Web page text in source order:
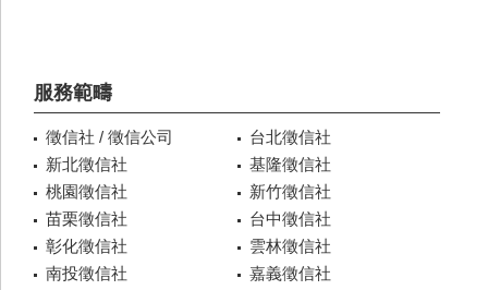
服務範疇
徵信社 / 徵信公司
台北徵信社
新北徵信社
基隆徵信社
桃園徵信社
新竹徵信社
苗栗徵信社
台中徵信社
彰化徵信社
雲林徵信社
南投徵信社
嘉義徵信社